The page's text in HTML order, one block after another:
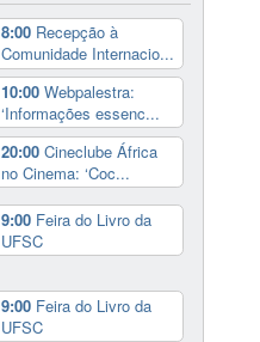
8:00 Recepção à
Comunidade Internacio...
10:00 Webpalestra:
‘Informações essenc...
20:00 Cineclube África
no Cinema: ‘Coc...
9:00 Feira do Livro da
UFSC
9:00 Feira do Livro da
UFSC